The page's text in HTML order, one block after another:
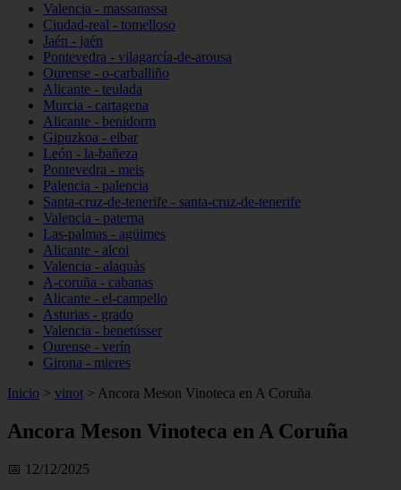
Valencia - massanassa
Ciudad-real - tomelloso
Jaén - jaén
Pontevedra - vilagarcía-de-arousa
Ourense - o-carballiño
Alicante - teulada
Murcia - cartagena
Alicante - benidorm
Gipuzkoa - eibar
León - la-bañeza
Pontevedra - meis
Palencia - palencia
Santa-cruz-de-tenerife - santa-cruz-de-tenerife
Valencia - paterna
Las-palmas - agüimes
Alicante - alcoi
Valencia - alaquàs
A-coruña - cabanas
Alicante - el-campello
Asturias - grado
Valencia - benetússer
Ourense - verín
Girona - mieres
Inicio > vinot > Ancora Meson Vinoteca en A Coruña
Ancora Meson Vinoteca en A Coruña
📅 12/12/2025